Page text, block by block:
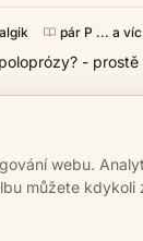
pár P ... a
- prostě
webu.
můžete kdykoli